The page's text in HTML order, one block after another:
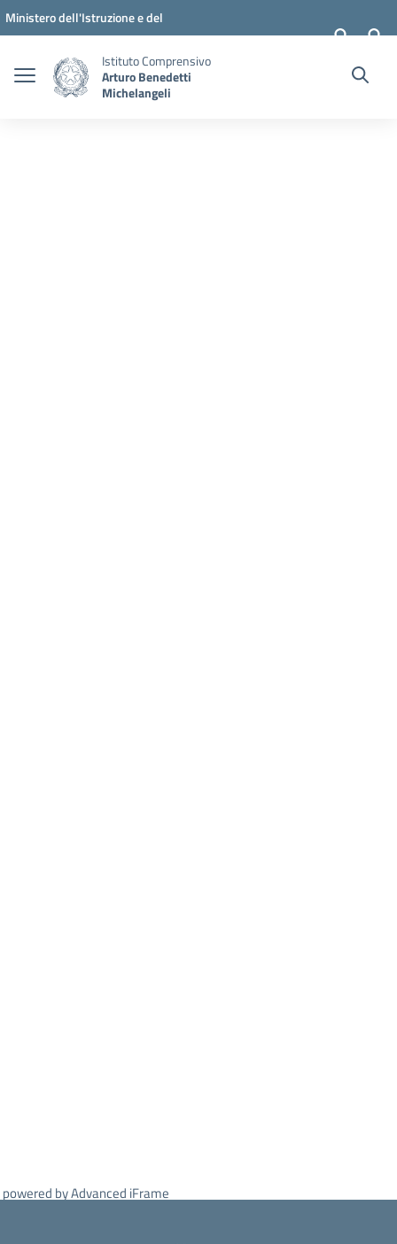
Vai ai contenuti
Vai al menu di navigazione
Vai al footer
Ministero dell'Istruzione e del
Istituto Comprensivo
Arturo Benedetti
Michelangeli
powered by Advanced iFrame